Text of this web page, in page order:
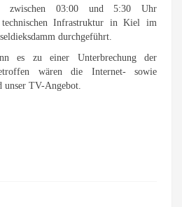
zwischen 03:00 und 5:30 Uhr
technischen Infrastruktur in Kiel im
durchgeführt.
es zu einer Unterbrechung der
wären die Internet- sowie
unser TV-Angebot.